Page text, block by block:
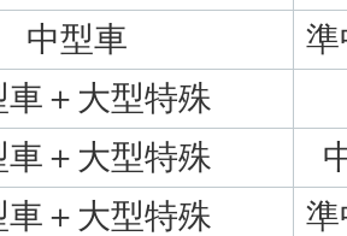
中型車
準
車＋大型特殊
車＋大型特殊
車＋大型特殊
準